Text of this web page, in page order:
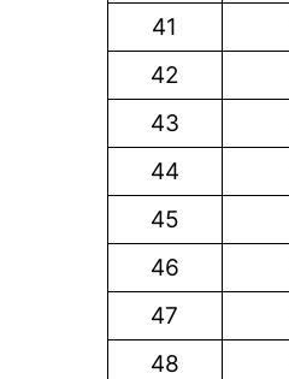
41
42
43
44
45
46
47
48